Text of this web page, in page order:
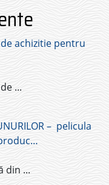
achizitie pentru
...
– pelicula
din ...